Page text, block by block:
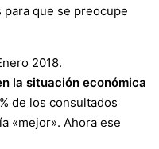
2018.
la situación económica
de los consultados
«mejor». Ahora ese